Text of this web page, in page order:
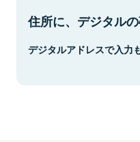
住所に、デジタルの
デジタルアドレスで入力